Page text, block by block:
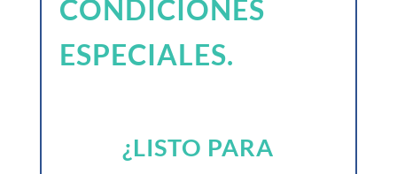
CONDICIONES
ESPECIALES.
¿LISTO PARA